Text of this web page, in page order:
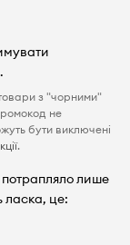
з "чорними"
не
бути виключені
.
лише
ласка, це: